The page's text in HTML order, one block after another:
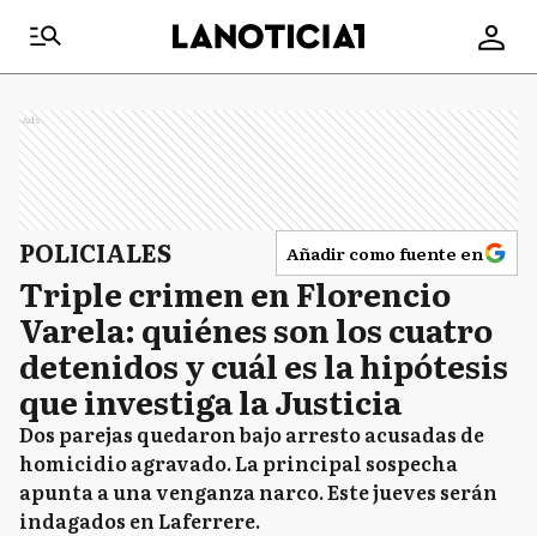
Ads
POLICIALES Añadir como fuente en
Triple crimen en Florencio
Varela: quiénes son los cuatro
detenidos y cuál es la hipótesis
que investiga la Justicia
Dos parejas quedaron bajo arresto acusadas de
homicidio agravado. La principal sospecha
apunta a una venganza narco. Este jueves serán
indagados en Laferrere.